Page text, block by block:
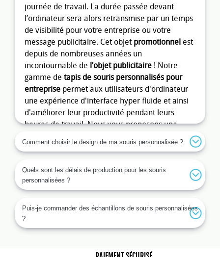
journée de travail. La durée passée devant
l’ordinateur sera alors retransmise par un temps
de visibilité pour votre entreprise ou votre
message publicitaire. Cet objet promotionnel est
depuis de nombreuses années un
incontournable de l’objet publicitaire ! Notre
gamme de tapis de souris personnalisés pour
entreprise permet aux utilisateurs d'ordinateur
une expérience d'interface hyper fluide et ainsi
d'améliorer leur productivité pendant leurs
heures de travail. Nous vous proposons une
carrés ou encore rectangulaires. Il vous suffit
d'entreprise dessus grâce à notre outil de
personnalisation de tapis de souris
Tapis de souris personnalisable
Vous souhaitez sublimer l’espace de travail de
vos clients, prospects ou collaborateurs ? Letapis
de le faire ! Un employé de bureau passe
Comment choisir le design de ma souris personnalisée ?
Quels sont les délais de production pour les souris
personnalisées ?
Puis-je commander des échantillons de souris personnalisées
?